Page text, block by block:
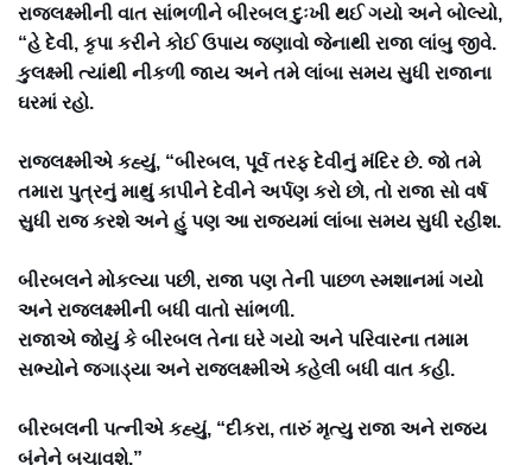
રાજલક્ષ્મીની વાત સાંભળીને બીરબલ દુઃખી થઈ ગયો અને બોલ્યો,
“હે દેવી, કૃપા કરીને કોઈ ઉપાય જણાવો જેનાથી રાજા લાંબુ જીવે.
કુલક્ષ્મી ત્યાંથી નીકળી જાય અને તમે લાંબા સમય સુધી રાજાના
ઘરમાં રહો.
રાજલક્ષ્મીએ કહ્યું, “બીરબલ, પૂર્વ તરફ દેવીનું મંદિર છે. જો તમે
તમારા પુત્રનું માથું કાપીને દેવીને અર્પણ કરો છો, તો રાજા સો વર્ષ
સુધી રાજ કરશે અને હું પણ આ રાજ્યમાં લાંબા સમય સુધી રહીશ.
બીરબલને મોકલ્યા પછી, રાજા પણ તેની પાછળ સ્મશાનમાં ગયો
અને રાજલક્ષ્મીની બધી વાતો સાંભળી.
રાજાએ જોયું કે બીરબલ તેના ઘરે ગયો અને પરિવારના તમામ
સભ્યોને જગાડ્યા અને રાજલક્ષ્મીએ કહેલી બધી વાત કહી.
બીરબલની પત્નીએ કહ્યું, “દીકરા, તારું મૃત્યુ રાજા અને રાજ્ય
બંનેને બચાવશે.”